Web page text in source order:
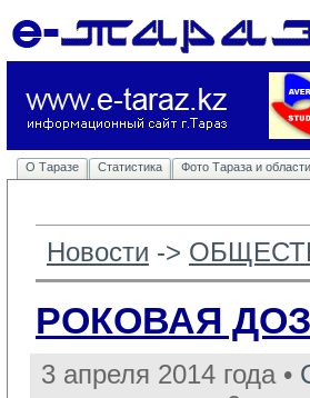
О Таразе Статистика Фото Тараза и области
Новости ->
РОКОВАЯ
3 апреля 2014 года •